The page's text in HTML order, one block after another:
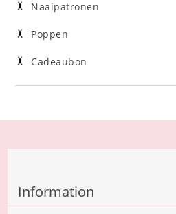
Naaipatronen
Poppen
Cadeaubon
Information